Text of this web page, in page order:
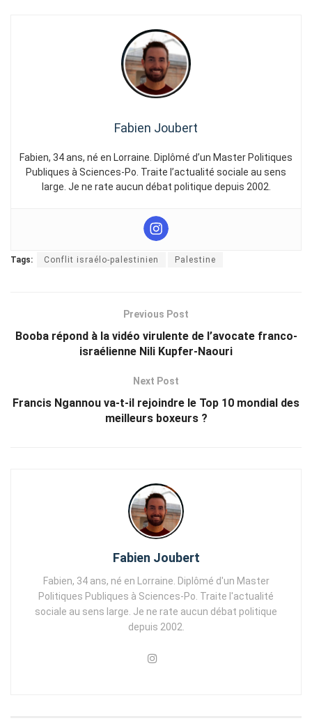
Fabien Joubert
Fabien, 34 ans, né en Lorraine. Diplômé d’un Master Politiques
Publiques à Sciences-Po. Traite l’actualité sociale au sens
large. Je ne rate aucun débat politique depuis 2002.
Tags: Conflit israélo-palestinien Palestine
Previous Post
Booba répond à la vidéo virulente de l’avocate franco-
israélienne Nili Kupfer-Naouri
Next Post
Francis Ngannou va-t-il rejoindre le Top 10 mondial des
meilleurs boxeurs ?
Fabien Joubert
Fabien, 34 ans, né en Lorraine. Diplômé d'un Master
Politiques Publiques à Sciences-Po. Traite l'actualité
sociale au sens large. Je ne rate aucun débat politique
depuis 2002.